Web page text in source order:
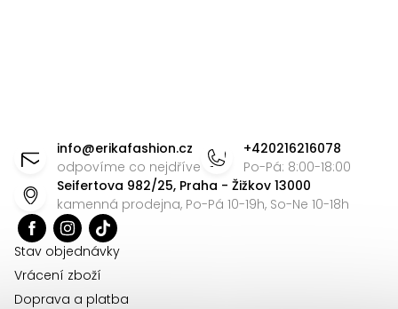
info@erikafashion.cz
odpovíme co nejdříve
+420216216078
Po-Pá: 8:00-18:00
Seifertova 982/25, Praha - Žižkov 13000
kamenná prodejna, Po-Pá 10-19h, So-Ne 10-18h
Stav objednávky
Vrácení zboží
Doprava a platba